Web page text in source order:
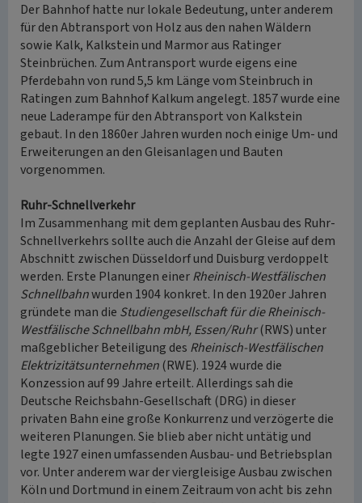
Der Bahnhof hatte nur lokale Bedeutung, unter anderem
für den Abtransport von Holz aus den nahen Wäldern
sowie Kalk, Kalkstein und Marmor aus Ratinger
Steinbrüchen. Zum Antransport wurde eigens eine
Pferdebahn von rund 5,5 km Länge vom Steinbruch in
Ratingen zum Bahnhof Kalkum angelegt. 1857 wurde eine
neue Laderampe für den Abtransport von Kalkstein
gebaut. In den 1860er Jahren wurden noch einige Um- und
Erweiterungen an den Gleisanlagen und Bauten
vorgenommen.
Ruhr-Schnellverkehr
Im Zusammenhang mit dem geplanten Ausbau des Ruhr-
Schnellverkehrs sollte auch die Anzahl der Gleise auf dem
Abschnitt zwischen Düsseldorf und Duisburg verdoppelt
werden. Erste Planungen einerRheinisch-Westfälischen
Schnellbahnwurden 1904 konkret. In den 1920er Jahren
gründete man die Studiengesellschaft für die Rheinisch-
Westfälische Schnellbahn mbH, Essen/Ruhr(RWS) unter
maßgeblicher Beteiligung des Rheinisch-Westfälischen
Elektrizitätsunternehmen(RWE). 1924 wurde die
Konzession auf 99 Jahre erteilt. Allerdings sah die
Deutsche Reichsbahn-Gesellschaft (DRG) in dieser
privaten Bahn eine große Konkurrenz und verzögerte die
weiteren Planungen. Sie blieb aber nicht untätig und
legte 1927 einen umfassenden Ausbau- und Betriebsplan
vor. Unter anderem war der viergleisige Ausbau zwischen
Köln und Dortmund in einem Zeitraum von acht bis zehn